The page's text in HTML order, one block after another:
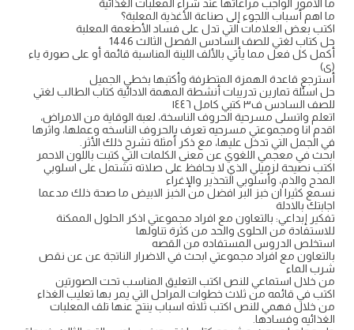
ما الأمور الواجب مراعاتها عند شراء المعلبات الغذائية
ما اهم أسباب اللجوء إلى صناعة الأغذية المعلبة؟
اكتب بعض العلامات التي تدل على فساد الأطعمة المعلبة
حل كتاب لغتي للصف السادس الفصل الثالث 1446
أكمل كل فعل مما يأتي بالألف اللينة المناسبة قائمة أو على صورة ياء
(ى)
أسترجع قاعدة الهمزة المتطرفة وأكتبها بخطي الجميل
حل اسئلة تمارين تدريبات أنشطة المهمة الادائية كتاب الطالب لغتي
للصف السادس ف٣ كتبي كامل ١٤٤٦
اتعلم واتسلى مسرحية الحروف الناسخة، لعبة الوقاية من الامراض،
اقدم انا ومجموعتي مسرحيه تعرف بالحروف الناسخه وعملها، واثرها
في الجمل التي تدخل عليها، مع ذكر أمثلة تشرح ذلك الأثر.
ابحث في معجمي اللغوي عن معنى الكلمات التي كتبت باللون الاحمر
اكتب نصيحة لزميلي الذي لا يحافظ على صلاته تشتمل على اسلوبي
المدح والذم، وأسلوبي التحذير والإغراء
نسمع كثيرا ان خبز البر افضل من الخبز الابيض ما صحة ذلك مدعما
اجابتك بالادلة
تفكير إبداعي: بالتعاون مع افراد مجموعتي اذكر الحلول الممكنة
للاستفادة من الحلوى والحد من كثرة تناولها
استخلص الدروس المستفاده من القصه
بالتعاون مع افراد مجموعتي ابحث في الاضرار الناتجة عن عن نقص
شرب الماء
من خلال استماعي للنص اكتب التعليق المناسب تحت الصورتين
اكتب في قائمه من ثلاث خطوات المراحل التي يمر بها تعليب الغذاء
من خلال فهمي للنص اكتب ثلاثه اسباب ينتج عنها تلف المعلبات
الغذائيه وفسادها.